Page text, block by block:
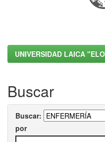
UNIVERSIDAD LAICA
Buscar
Buscar:
por